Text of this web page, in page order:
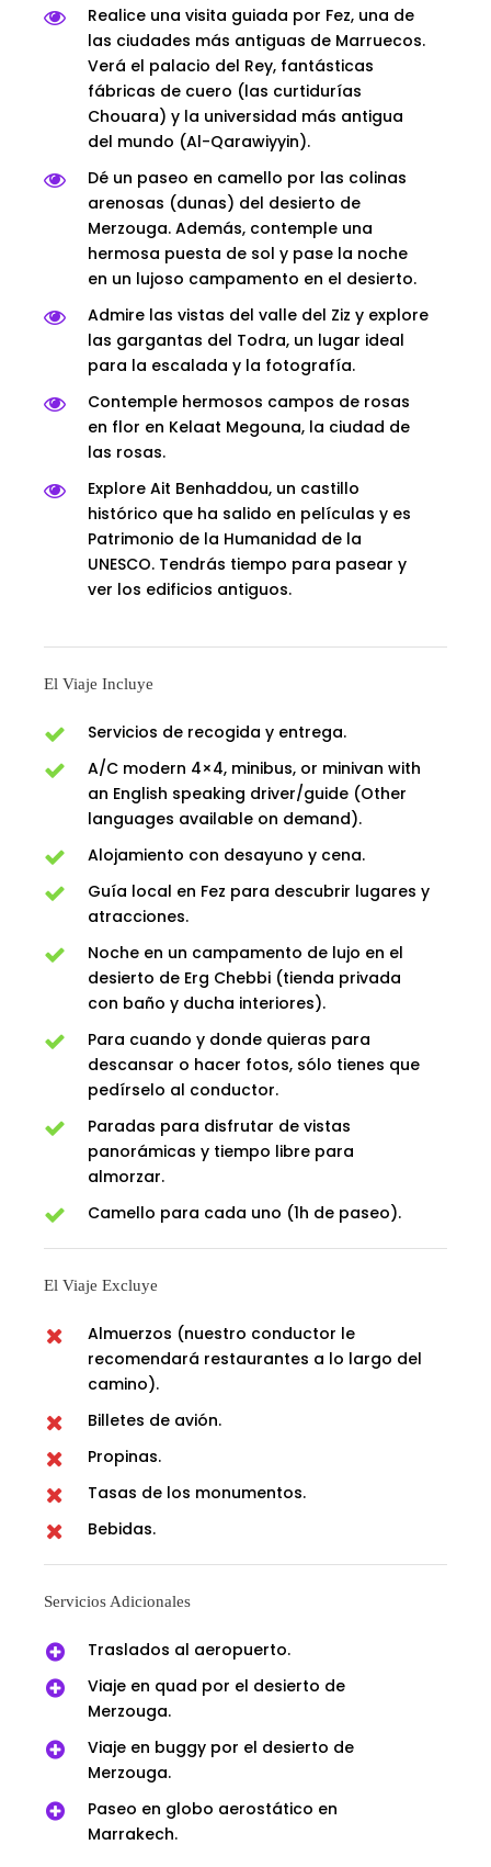
Realice una visita guiada por Fez, una de
las ciudades más antiguas de Marruecos.
Verá el palacio del Rey, fantásticas
fábricas de cuero (las curtidurías
Chouara) y la universidad más antigua
del mundo (Al-Qarawiyyin).
Dé un paseo en camello por las colinas
arenosas (dunas) del desierto de
Merzouga. Además, contemple una
hermosa puesta de sol y pase la noche
en un lujoso campamento en el desierto.
Admire las vistas del valle del Ziz y explore
las gargantas del Todra, un lugar ideal
para la escalada y la fotografía.
Contemple hermosos campos de rosas
en flor en Kelaat Megouna, la ciudad de
las rosas.
Explore Ait Benhaddou, un castillo
histórico que ha salido en películas y es
Patrimonio de la Humanidad de la
UNESCO. Tendrás tiempo para pasear y
ver los edificios antiguos.
El Viaje Incluye
Servicios de recogida y entrega.
A/C modern 4×4, minibus, or minivan with
an English speaking driver/guide (Other
languages available on demand).
Alojamiento con desayuno y cena.
Guía local en Fez para descubrir lugares y
atracciones.
Noche en un campamento de lujo en el
desierto de Erg Chebbi (tienda privada
con baño y ducha interiores).
Para cuando y donde quieras para
descansar o hacer fotos, sólo tienes que
pedírselo al conductor.
Paradas para disfrutar de vistas
panorámicas y tiempo libre para
almorzar.
Camello para cada uno (1h de paseo).
El Viaje Excluye
Almuerzos (nuestro conductor le
recomendará restaurantes a lo largo del
camino).
Billetes de avión.
Propinas.
Tasas de los monumentos.
Bebidas.
Servicios Adicionales
Traslados al aeropuerto.
Viaje en quad por el desierto de
Merzouga.
Viaje en buggy por el desierto de
Merzouga.
Paseo en globo aerostático en
Marrakech.